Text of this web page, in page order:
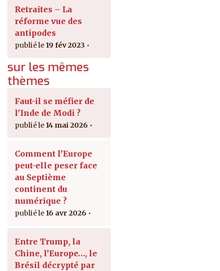
Retraites – La
réforme vue des
antipodes
19 fév 2023
sur les mêmes
thèmes
Faut-il se méfier de
l'Inde de Modi ?
14 mai 2026
Comment l’Europe
peut-elle peser face
au Septième
continent du
numérique ?
16 avr 2026
Entre Trump, la
Chine, l’Europe…, le
Brésil décrypté par